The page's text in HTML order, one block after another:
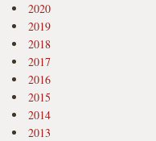
2020
2019
2018
2017
2016
2015
2014
2013